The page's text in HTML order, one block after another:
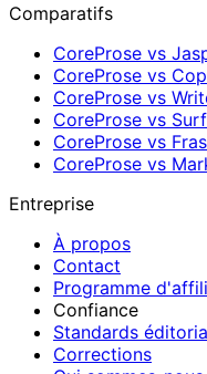
Comparatifs
CoreProse vs
CoreProse vs
CoreProse vs
CoreProse vs
CoreProse vs
CoreProse vs
Entreprise
À propos
Contact
Programme
Confiance
Standards
Corrections